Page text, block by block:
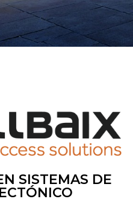
SISTEMAS DE